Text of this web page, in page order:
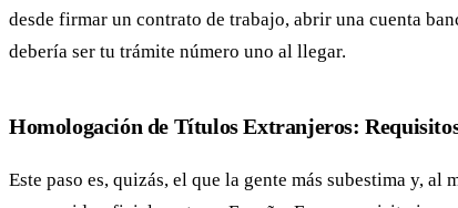
desde firmar un contrato de trabajo, abrir una cuenta
debería ser tu trámite número uno al llegar.
Homologación de Títulos Extranjeros:
Este paso es, quizás, el que la gente más subestima y,